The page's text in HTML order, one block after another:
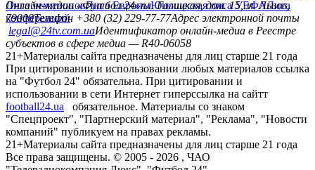
Лига чемпионовЛига ЕвропыЮношеская лига УЕФАЛига
конференций
Онлайн-медиа «Футбол 24»пл. Галицкая, дом. 15, м. Львов,
79008Телефон +380 (32) 229-77-77Адрес электронной почты
legal@24tv.com.uaИдентификатор онлайн-медиа в Реестре
субъектов в сфере медиа — R40-06058
21+Материалы сайта предназначены для лиц старше 21 года
При цитировании и использовании любых материалов ссылка
на "Футбол 24" обязательна. При цитировании и
использовании в сети Интернет гиперссылка на сайтт
football24.ua
обязательное. Материалы со знаком
"Спецпроект", "Партнерский материал", "Реклама", "Новости
компаний" публикуем на правах рекламы.
21+Материалы сайта предназначены для лиц старше 21 года
Все права защищены. © 2005 - 2026 , ЧАО